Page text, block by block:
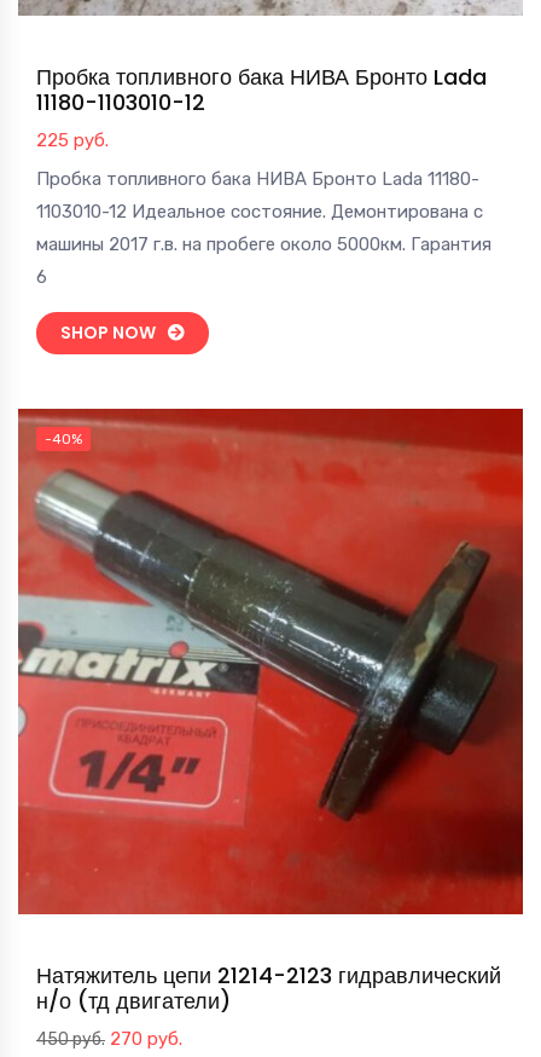
Пробка топливного бака НИВА Бронто Lada
11180-1103010-12
225 руб.
Пробка топливного бака НИВА Бронто Lada 11180-
1103010-12 Идеальное состояние. Демонтирована с
машины 2017 г.в. на пробеге около 5000км. Гарантия
6
SHOP NOW
-40%
Натяжитель цепи 21214-2123 гидравлический
н/о (тд двигатели)
450руб. Первоначальная
270 руб.